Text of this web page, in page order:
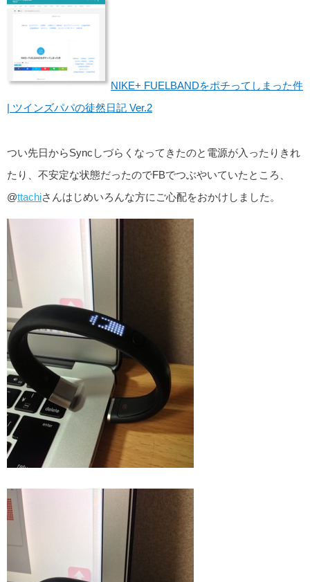
NIKE+ FUELBANDをポチってしまった件
| ツインズパパの徒然日記 Ver.2
つい先日からSyncしづらくなってきたのと電源が入ったりきれ
たり、不安定な状態だったのでFBでつぶやいていたところ、
@ttachiさんはじめいろんな方にご心配をおかけしました。